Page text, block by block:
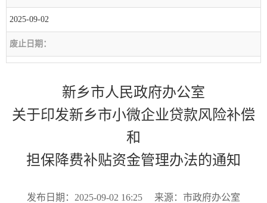
2025-09-02
废止日期：
新乡市人民政府办公室
关于印发新乡市小微企业贷款风险补偿
和
担保降费补贴资金管理办法的通知
发布日期：2025-09-02 16:25
来源：市政府办公室